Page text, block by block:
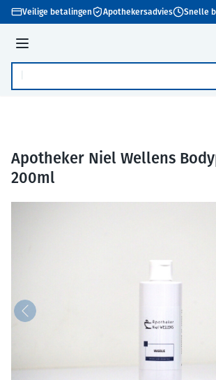
Ga naar de inhoud
Veilige betalingen Apothekersadvies Snelle
Menu
Product, merk, categorie...
Apotheker Niel Wellens
200ml